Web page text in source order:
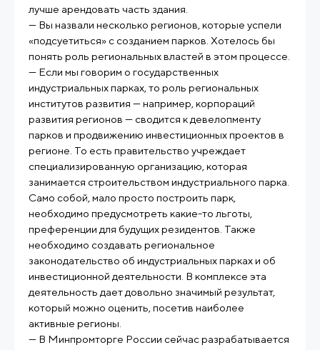
лучше арендовать часть здания.
— Вы назвали несколько регионов, которые успели
«подсуетиться» с созданием парков. Хотелось бы
понять роль региональных властей в этом процессе.
— Если мы говорим о государственных
индустриальных парках, то роль региональных
институтов развития — например, корпораций
развития регионов — сводится к девелопменту
парков и продвижению инвестиционных проектов в
регионе. То есть правительство учреждает
специализированную организацию, которая
занимается строительством индустриального парка.
Само собой, мало просто построить парк,
необходимо предусмотреть какие-то льготы,
преференции для будущих резидентов. Также
необходимо создавать региональное
законодательство об индустриальных парках и об
инвестиционной деятельности. В комплексе эта
деятельность дает довольно значимый результат,
который можно оценить, посетив наиболее
активные регионы.
— В Минпромторге России сейчас разрабатывается